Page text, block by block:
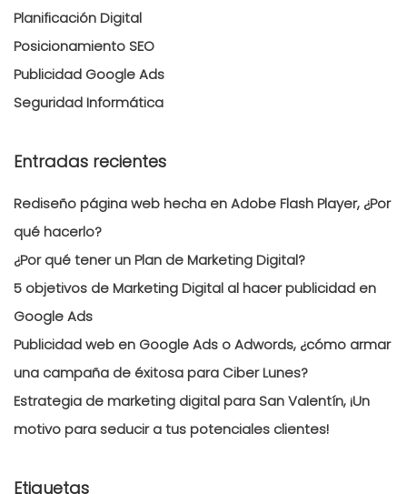
Planificación Digital
Posicionamiento SEO
Publicidad Google Ads
Seguridad Informática
Entradas recientes
Rediseño página web hecha en Adobe Flash Player, ¿Por
qué hacerlo?
¿Por qué tener un Plan de Marketing Digital?
5 objetivos de Marketing Digital al hacer publicidad en
Google Ads
Publicidad web en Google Ads o Adwords, ¿cómo armar
una campaña de éxitosa para Ciber Lunes?
Estrategia de marketing digital para San Valentín, ¡Un
motivo para seducir a tus potenciales clientes!
Etiquetas